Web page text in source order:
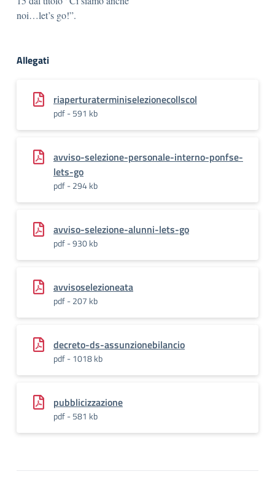
noi…let’s go!”.
Allegati
riaperturaterminiselezionecollscol
pdf - 591 kb
avviso-selezione-personale-interno-ponfse-
lets-go
pdf - 294 kb
avviso-selezione-alunni-lets-go
pdf - 930 kb
avvisoselezioneata
pdf - 207 kb
decreto-ds-assunzionebilancio
pdf - 1018 kb
pubblicizzazione
pdf - 581 kb